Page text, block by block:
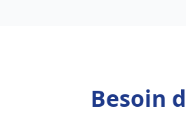
Besoin